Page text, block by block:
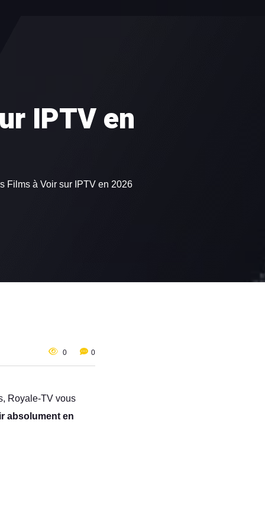
IPTV en
Films à Voir sur IPTV en 2026
0 0
Royale-TV vous
absolument en